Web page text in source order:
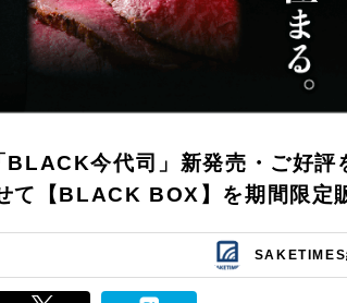
BLACK今代司」新発売・ご好評
て【BLACK BOX】を期間限定
SAKETIMES